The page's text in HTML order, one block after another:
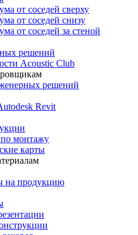
от соседей сверху
от соседей снизу
от соседей за стеной
решений
Acoustic Club
решений
Revit
монтажу
карты
на продукцию